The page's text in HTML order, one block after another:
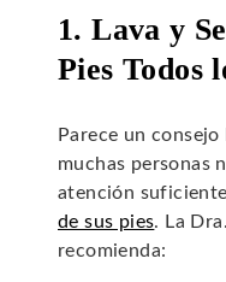
1. Lava y
Pies Todos
Parece un
muchas personas
atención
de sus pies. La
recomienda: